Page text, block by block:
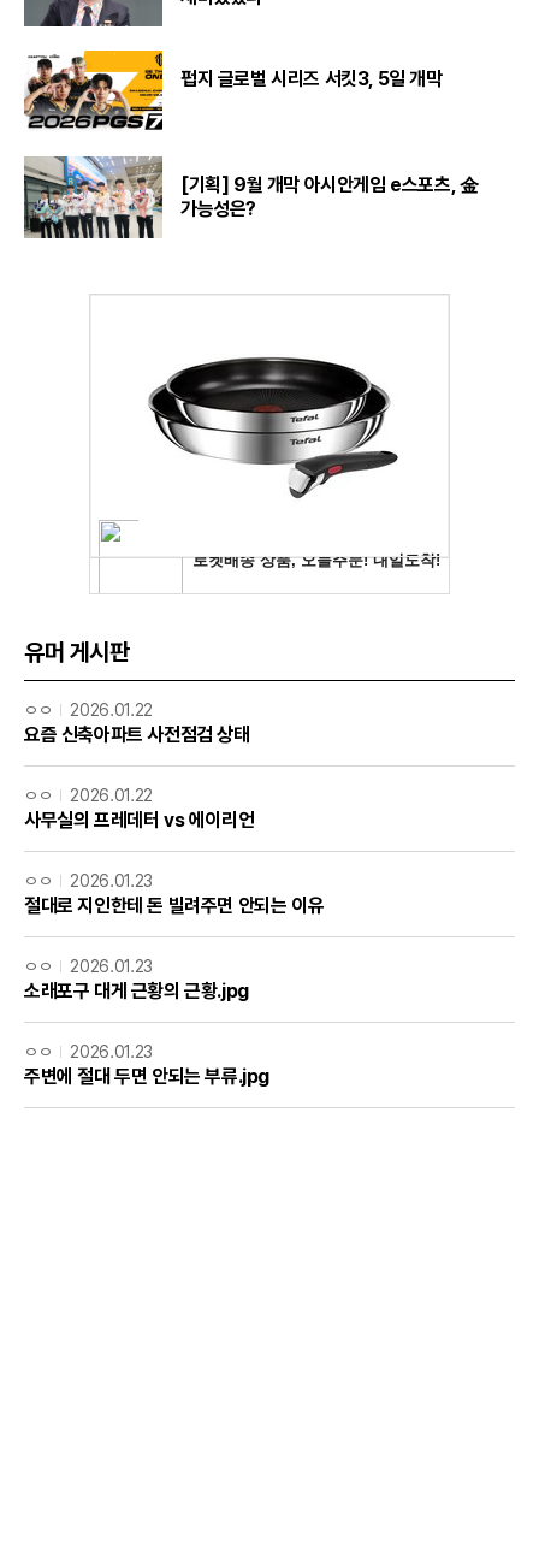
펍지 글로벌 시리즈 서킷3, 5일 개막
[기획] 9월 개막 아시안게임 e스포츠, 金
가능성은?
유머 게시판
ㅇㅇ 2026.01.22
요즘 신축아파트 사전점검 상태
ㅇㅇ 2026.01.22
사무실의 프레데터 vs 에이리언
ㅇㅇ 2026.01.23
절대로 지인한테 돈 빌려주면 안되는 이유
ㅇㅇ 2026.01.23
소래포구 대게 근황의 근황.jpg
ㅇㅇ 2026.01.23
주변에 절대 두면 안되는 부류.jpg